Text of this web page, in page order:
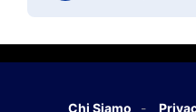
Chi Siamo